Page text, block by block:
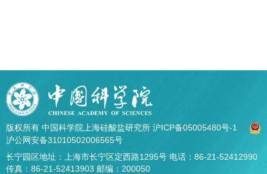
版权所有 中国科学院上海硅酸盐研究所 沪ICP备05005480号-1
沪公网安备31010502006565号
长宁园区地址：上海市长宁区定西路1295号 电话：86-21-52412990
传真：86-21-52413903 邮编：200050